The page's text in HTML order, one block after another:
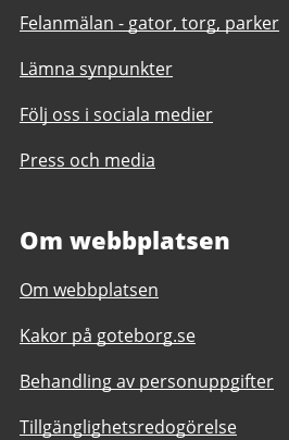
Felanmälan - gator, torg, parker
Lämna synpunkter
Följ oss i sociala medier
Press och media
Om webbplatsen
Om webbplatsen
Kakor på goteborg.se
Behandling av personuppgifter
Tillgänglighetsredogörelse